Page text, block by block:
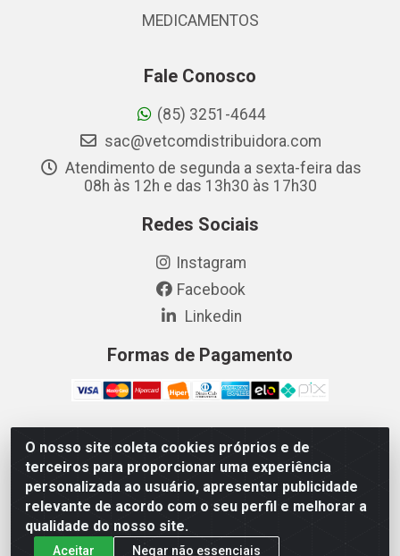
O nosso site coleta cookies próprios e de
terceiros para proporcionar uma experiência
personalizada ao usuário, apresentar publicidade
relevante de acordo com o seu perfil e melhorar a
qualidade do nosso site.
Aceitar Negar não essenciais
MEDICAMENTOS
Fale Conosco
(85) 3251-4644
sac@vetcomdistribuidora.com
Atendimento de segunda a sexta-feira das
08h às 12h e das 13h30 às 17h30
Redes Sociais
Instagram
Facebook
Linkedin
Formas de Pagamento
Vetcom Distribuidora de Rações LTDA - Rua Maximiano
Barreto, 1040 - Barroso, Fortaleza/CE - CEP 60.863-260
- CNPJ 26.133.872/0001-11